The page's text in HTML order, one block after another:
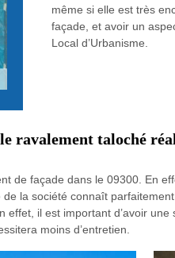
même si elle est très
façade, et avoir un
Local d’Urbanisme.
ravalement taloché
de façade dans le 09300. En
la société connaît
il est important d’avoir
moins d’entretien.